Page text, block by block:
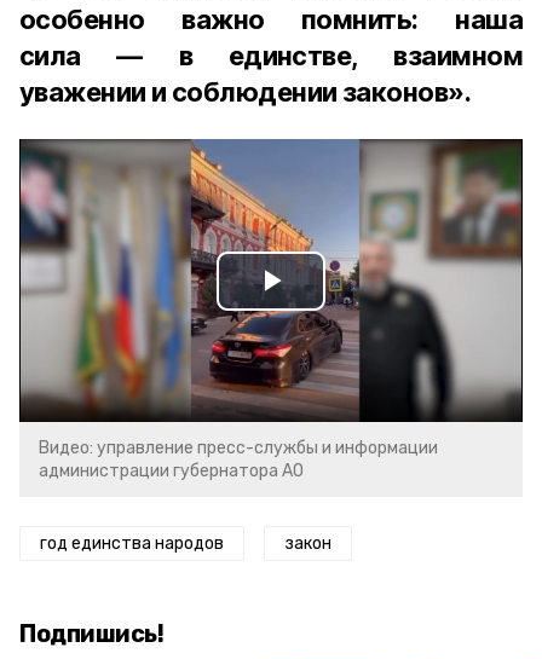
особенно важно помнить: наша
сила — в единстве, взаимном
уважении и соблюдении законов».
Play
Video
Видео: управление пресс-службы и информации
администрации губернатора АО
год единства народов закон
Подпишись!